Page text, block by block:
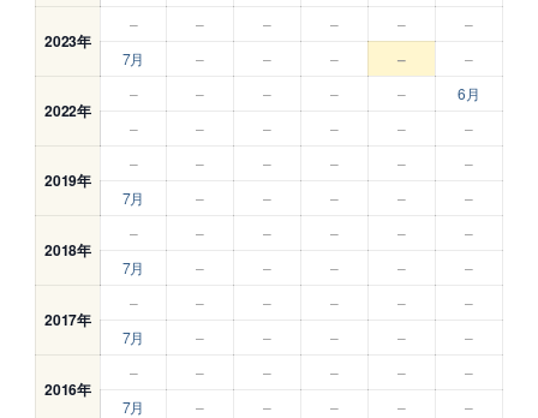
2023年
– – – – –
–
7月
– – – – –
2022年
– – – – –
6月
–
– – – – –
2019年
– – – – –
–
7月
– – – – –
2018年
– – – – –
–
7月
– – – – –
2017年
– – – – –
–
7月
– – – – –
2016年
– – – – –
–
7月
– – – – –